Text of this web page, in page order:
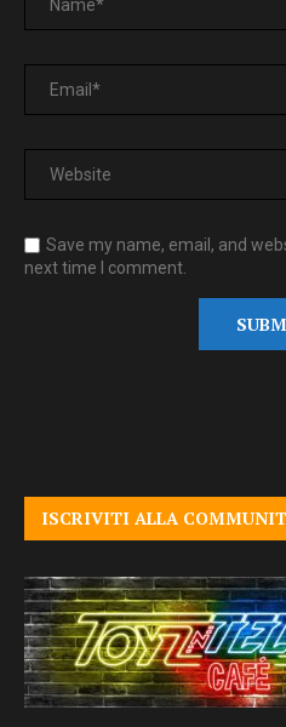
Save my name, email, and
next time I comment.
ISCRIVITI ALLA